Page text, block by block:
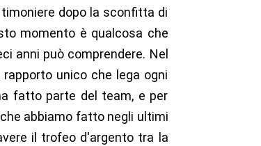
dopo la sconfitta di
momento è qualcosa che
anni può comprendere. Nel
unico che lega ogni
fatto parte del team, e per
abbiamo fatto negli ultimi
il trofeo d'argento tra la